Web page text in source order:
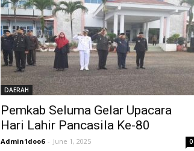
DAERAH
Pemkab Seluma Gelar Upacara
Hari Lahir Pancasila Ke-80
Admin1doo6 - June 1, 2025 0